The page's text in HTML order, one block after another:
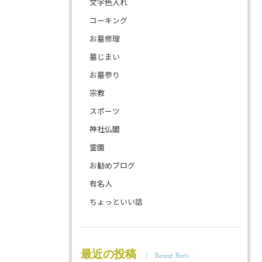
コーキング
お墓修理
墓じまい
お墓参り
宗教
スポーツ
神社仏閣
霊園
お勧めブログ
有名人
ちょっといい話
最近の投稿 Recent Posts